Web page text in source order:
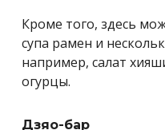
Кроме того, здесь
супа рамен и
например, салат
огурцы.
Дзяо-бар